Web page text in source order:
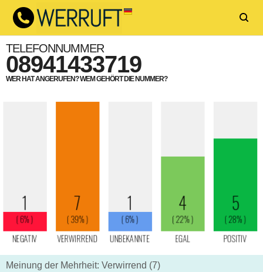
TELEFONNUMMER
08941433719
WER HAT ANGERUFEN? WEM GEHÖRT DIE NUMMER?
Meinung der Mehrheit: Verwirrend (7)